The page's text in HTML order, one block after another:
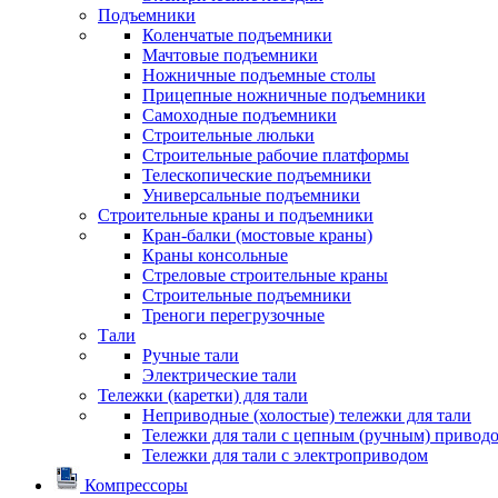
Подъемники
Коленчатые подъемники
Мачтовые подъемники
Ножничные подъемные столы
Прицепные ножничные подъемники
Самоходные подъемники
Строительные люльки
Строительные рабочие платформы
Телескопические подъемники
Универсальные подъемники
Строительные краны и подъемники
Кран-балки (мостовые краны)
Краны консольные
Стреловые строительные краны
Строительные подъемники
Треноги перегрузочные
Тали
Ручные тали
Электрические тали
Тележки (каретки) для тали
Неприводные (холостые) тележки для тали
Тележки для тали с цепным (ручным)
Тележки для тали с электроприводом
Компрессоры